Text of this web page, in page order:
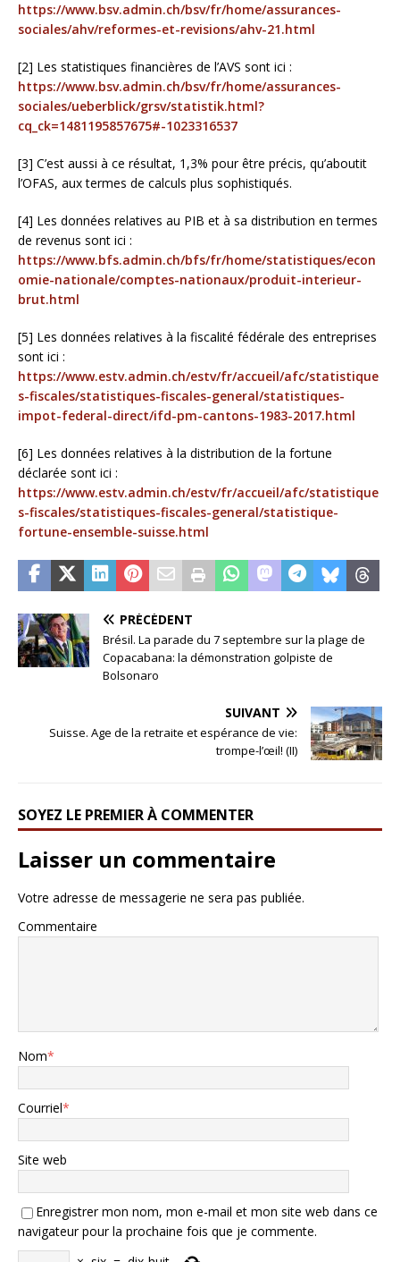
https://www.bsv.admin.ch/bsv/fr/home/assurances-
sociales/ahv/reformes-et-revisions/ahv-21.html
[2] Les statistiques financières de l’AVS sont ici :
https://www.bsv.admin.ch/bsv/fr/home/assurances-
sociales/ueberblick/grsv/statistik.html?
cq_ck=1481195857675#-1023316537
[3] C’est aussi à ce résultat, 1,3% pour être précis, qu’aboutit
l’OFAS, aux termes de calculs plus sophistiqués.
[4] Les données relatives au PIB et à sa distribution en termes
de revenus sont ici :
https://www.bfs.admin.ch/bfs/fr/home/statistiques/econ
omie-nationale/comptes-nationaux/produit-interieur-
brut.html
[5] Les données relatives à la fiscalité fédérale des entreprises
sont ici :
https://www.estv.admin.ch/estv/fr/accueil/afc/statistique
s-fiscales/statistiques-fiscales-general/statistiques-
impot-federal-direct/ifd-pm-cantons-1983-2017.html
[6] Les données relatives à la distribution de la fortune
déclarée sont ici :
https://www.estv.admin.ch/estv/fr/accueil/afc/statistique
s-fiscales/statistiques-fiscales-general/statistique-
fortune-ensemble-suisse.html
PRÉCÉDENT
Brésil. La parade du 7 septembre sur la plage de
Copacabana: la démonstration golpiste de
Bolsonaro
SUIVANT
Suisse. Age de la retraite et espérance de vie:
trompe-l’œil! (II)
SOYEZ LE PREMIER À COMMENTER
Laisser un commentaire
Votre adresse de messagerie ne sera pas publiée.
Commentaire
Nom*
Courriel*
Site web
Enregistrer mon nom, mon e-mail et mon site web dans ce
navigateur pour la prochaine fois que je commente.